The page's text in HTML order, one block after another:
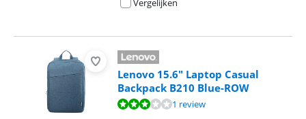
Vergelijken
Lenovo 15.6" Laptop Casual
Backpack B210 Blue-ROW
Beoordeling is 6,0 van de 10, gebaseerd op 1 review.
1 review